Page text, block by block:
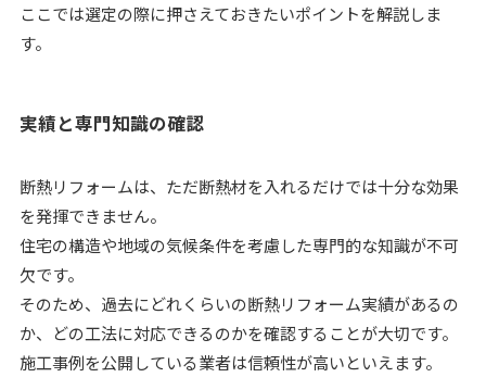
ここでは選定の際に押さえておきたいポイントを解説しま
す。
実績と専門知識の確認
断熱リフォームは、ただ断熱材を入れるだけでは十分な効果
を発揮できません。
住宅の構造や地域の気候条件を考慮した専門的な知識が不可
欠です。
そのため、過去にどれくらいの断熱リフォーム実績があるの
か、どの工法に対応できるのかを確認することが大切です。
施工事例を公開している業者は信頼性が高いといえます。